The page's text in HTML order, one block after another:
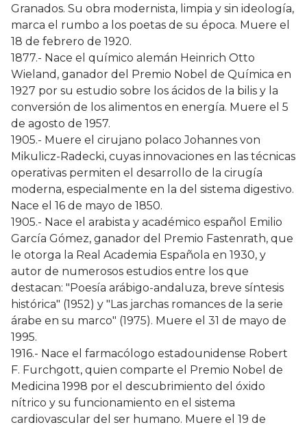
Granados. Su obra modernista, limpia y sin ideología,
marca el rumbo a los poetas de su época. Muere el
18 de febrero de 1920.
1877.- Nace el químico alemán Heinrich Otto
Wieland, ganador del Premio Nobel de Química en
1927 por su estudio sobre los ácidos de la bilis y la
conversión de los alimentos en energía. Muere el 5
de agosto de 1957.
1905.- Muere el cirujano polaco Johannes von
Mikulicz-Radecki, cuyas innovaciones en las técnicas
operativas permiten el desarrollo de la cirugía
moderna, especialmente en la del sistema digestivo.
Nace el 16 de mayo de 1850.
1905.- Nace el arabista y académico español Emilio
García Gómez, ganador del Premio Fastenrath, que
le otorga la Real Academia Española en 1930, y
autor de numerosos estudios entre los que
destacan: "Poesía arábigo-andaluza, breve síntesis
histórica" (1952) y "Las jarchas romances de la serie
árabe en su marco" (1975). Muere el 31 de mayo de
1995.
1916.- Nace el farmacólogo estadounidense Robert
F. Furchgott, quien comparte el Premio Nobel de
Medicina 1998 por el descubrimiento del óxido
nítrico y su funcionamiento en el sistema
cardiovascular del ser humano. Muere el 19 de